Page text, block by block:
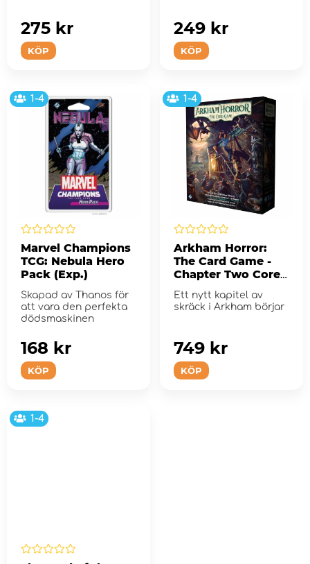
KÖP
275 kr
KÖP
249 kr
1-4
Marvel Champions
TCG: Nebula Hero
Pack (Exp.)
Skapad av Thanos för
att vara den perfekta
dödsmaskinen
KÖP
168 kr
1-4
Arkham Horror:
The Card Game -
Chapter Two Core
Set
Ett nytt kapitel av
skräck i Arkham börjar
KÖP
749 kr
1-4